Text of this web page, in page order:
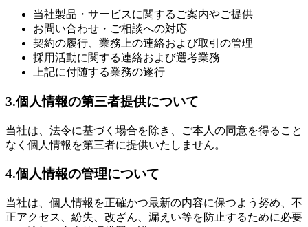
当社製品・サービスに関するご案内やご提供
お問い合わせ・ご相談への対応
契約の履行、業務上の連絡および取引の管理
採用活動に関する連絡および選考業務
上記に付随する業務の遂行
3.個人情報の第三者提供について
当社は、法令に基づく場合を除き、ご本人の同意を得ること
なく個人情報を第三者に提供いたしません。
4.個人情報の管理について
当社は、個人情報を正確かつ最新の内容に保つよう努め、不
正アクセス、紛失、改ざん、漏えい等を防止するために必要